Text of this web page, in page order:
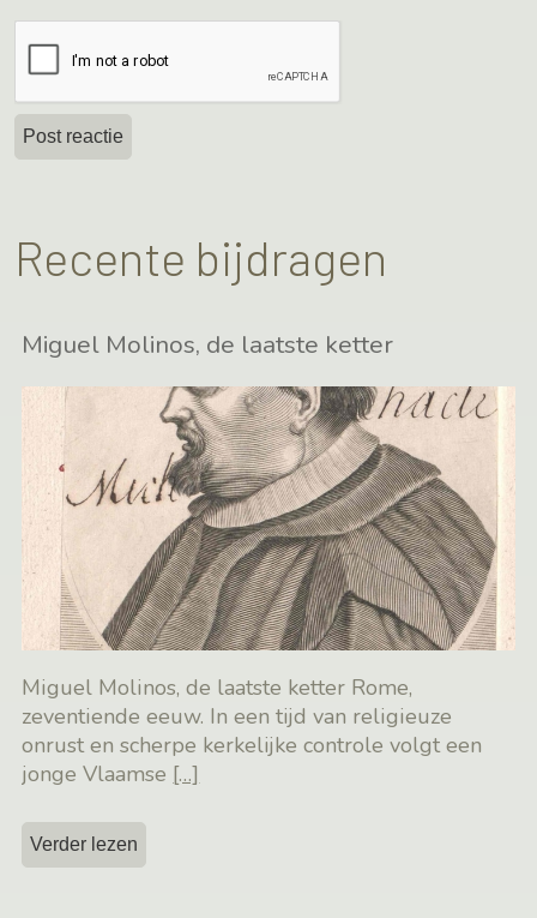
Recente bijdragen
Miguel Molinos, de laatste ketter
Miguel Molinos, de laatste ketter Rome,
zeventiende eeuw. In een tijd van religieuze
onrust en scherpe kerkelijke controle volgt een
jonge Vlaamse […]
Verder lezen